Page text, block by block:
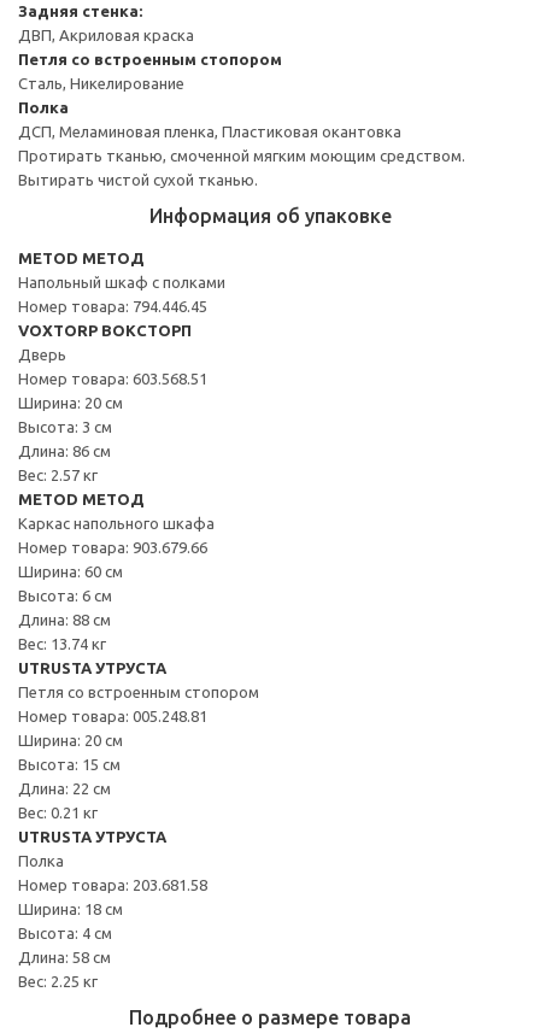
Задняя стенка:
ДВП, Акриловая краска
Петля со встроенным стопором
Сталь, Никелирование
Полка
ДСП, Меламиновая пленка, Пластиковая окантовка
Протирать тканью, смоченной мягким моющим средством.
Вытирать чистой сухой тканью.
Информация об упаковке
METOD МЕТОД
Напольный шкаф с полками
Номер товара: 794.446.45
VOXTORP ВОКСТОРП
Дверь
Номер товара: 603.568.51
Ширина: 20 см
Высота: 3 см
Длина: 86 см
Вес: 2.57 кг
METOD МЕТОД
Каркас напольного шкафа
Номер товара: 903.679.66
Ширина: 60 см
Высота: 6 см
Длина: 88 см
Вес: 13.74 кг
UTRUSTA УТРУСТА
Петля со встроенным стопором
Номер товара: 005.248.81
Ширина: 20 см
Высота: 15 см
Длина: 22 см
Вес: 0.21 кг
UTRUSTA УТРУСТА
Полка
Номер товара: 203.681.58
Ширина: 18 см
Высота: 4 см
Длина: 58 см
Вес: 2.25 кг
Подробнее о размере товара